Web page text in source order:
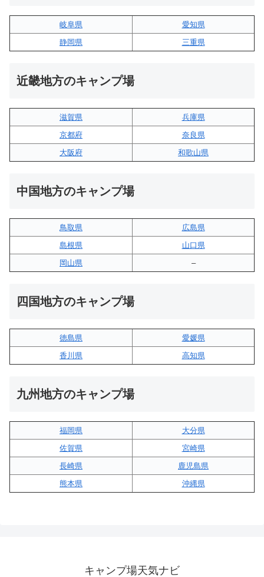
岐阜県
愛知県
静岡県
三重県
近畿地方のキャンプ場
滋賀県
兵庫県
京都府
奈良県
大阪府
和歌山県
中国地方のキャンプ場
鳥取県
広島県
島根県
山口県
岡山県
–
四国地方のキャンプ場
徳島県
愛媛県
香川県
高知県
九州地方のキャンプ場
福岡県
大分県
佐賀県
宮崎県
長崎県
鹿児島県
熊本県
沖縄県
キャンプ場天気ナビ